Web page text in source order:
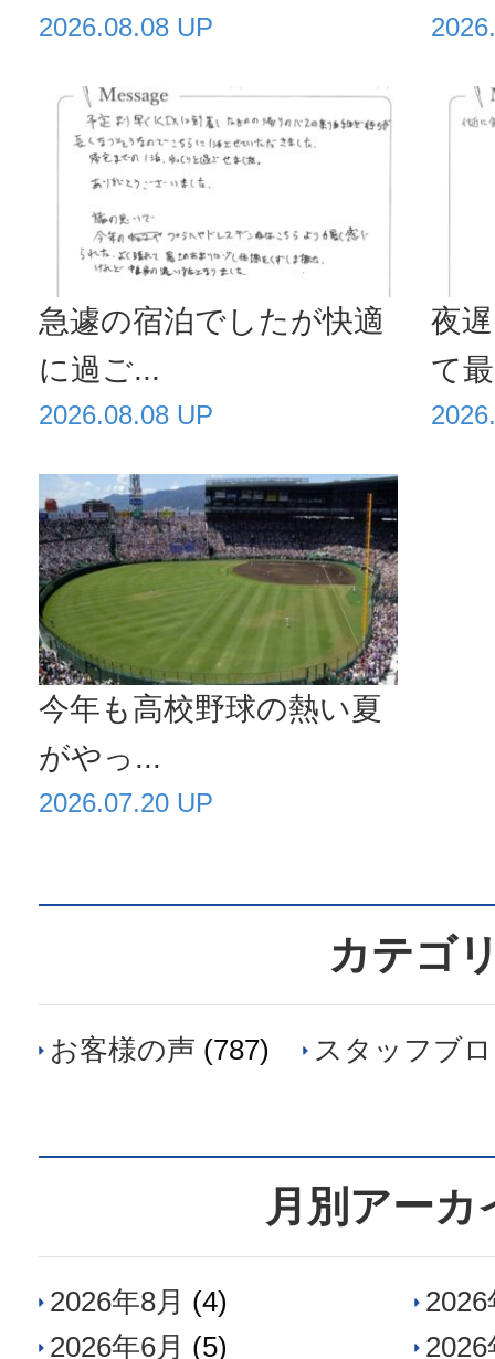
2026.08.08 UP
急遽の宿泊でしたが快適
に過ご...
2026.08.08 UP
夜
て
今年も高校野球の熱い夏
がやっ...
2026.07.20 UP
カテゴ
お客様の声 (787) スタッフブ
月別アーカ
2026年8月 (4)
2026年6月 (5)